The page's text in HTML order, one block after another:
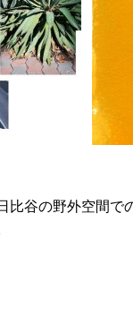
比谷の野外空間